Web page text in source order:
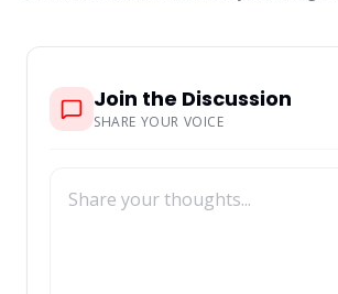
Join the Discussion
SHARE YOUR VOICE